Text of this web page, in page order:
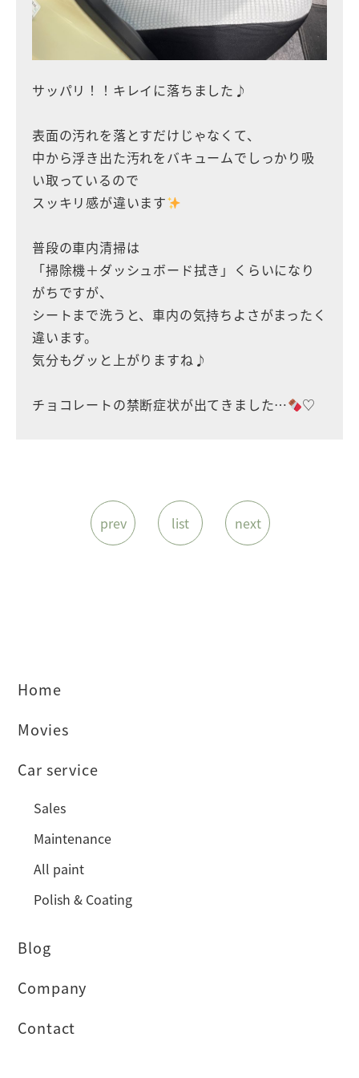
サッパリ！！キレイに落ちました♪
表面の汚れを落とすだけじゃなくて、
中から浮き出た汚れをバキュームでしっかり吸
い取っているので
スッキリ感が違います
普段の車内清掃は
「掃除機＋ダッシュボード拭き」くらいになり
がちですが、
シートまで洗うと、車内の気持ちよさがまったく
違います。
気分もグッと上がりますね♪
チョコレートの禁断症状が出てきました… ♡
prev list next
Home
Movies
Car service
Sales
Maintenance
All paint
Polish & Coating
Blog
Company
Contact